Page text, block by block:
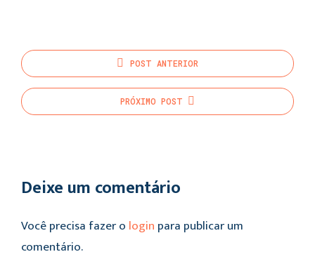
POST ANTERIOR
PRÓXIMO POST
Deixe um comentário
Você precisa fazer o login para publicar um
comentário.